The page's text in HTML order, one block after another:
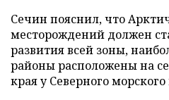
Сечин пояснил, что
месторождений должен
развития всей зоны,
районы расположены на
края у Северного морского